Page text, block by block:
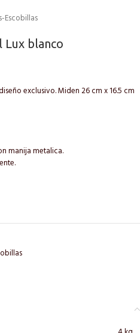
Escobillas
Lux blanco
exclusivo. Miden 26 cm x 16.5 cm
manija metalica.